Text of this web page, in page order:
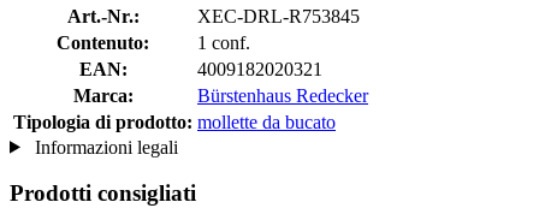
Art.-Nr.:
XEC-DRL-R753845
Contenuto:
1 conf.
EAN:
4009182020321
Marca:
Bürstenhaus Redecker
Tipologia di prodotto: mollette da bucato
Informazioni legali
Prodotti consigliati